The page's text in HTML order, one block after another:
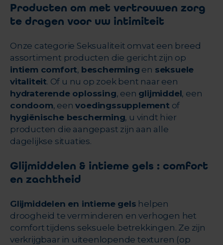
Producten om met vertrouwen zorg
te dragen voor uw intimiteit
Onze categorie Seksualiteit omvat een breed
assortiment producten die gericht zijn op
intiem comfort, bescherming en seksuele
vitaliteit. Of u nu op zoek bent naar een
hydraterende oplossing, een glijmiddel, een
condoom, eenvoedingssupplement of
hygiënische bescherming, u vindt hier
producten die aangepast zijn aan alle
dagelijkse situaties.
Glijmiddelen & intieme gels : comfort
en zachtheid
Glijmiddelen en intieme gels helpen
droogheid te verminderen en verhogen het
comfort tijdens seksuele betrekkingen. Ze zijn
verkrijgbaar in uiteenlopende texturen (op